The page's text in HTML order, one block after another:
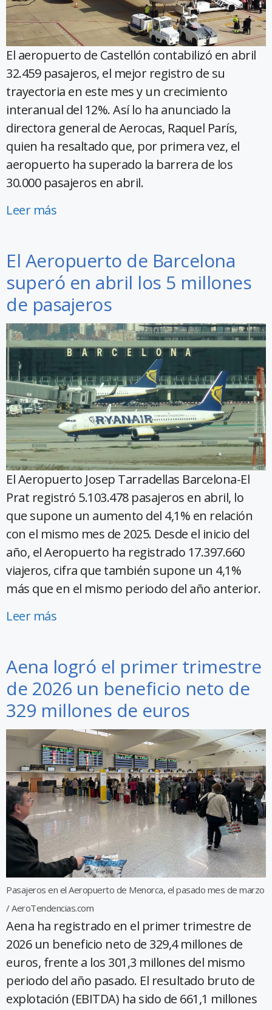
El aeropuerto de Castellón contabilizó en abril
32.459 pasajeros, el mejor registro de su
trayectoria en este mes y un crecimiento
interanual del 12%. Así lo ha anunciado la
directora general de Aerocas, Raquel París,
quien ha resaltado que, por primera vez, el
aeropuerto ha superado la barrera de los
30.000 pasajeros en abril.
Leer más
El Aeropuerto de Barcelona
superó en abril los 5 millones
de pasajeros
El Aeropuerto Josep Tarradellas Barcelona-El
Prat registró 5.103.478 pasajeros en abril, lo
que supone un aumento del 4,1% en relación
con el mismo mes de 2025. Desde el inicio del
año, el Aeropuerto ha registrado 17.397.660
viajeros, cifra que también supone un 4,1%
más que en el mismo periodo del año anterior.
Leer más
Aena logró el primer trimestre
de 2026 un beneficio neto de
329 millones de euros
Pasajeros en el Aeropuerto de Menorca, el pasado mes de marzo
/ AeroTendencias.com
Aena ha registrado en el primer trimestre de
2026 un beneficio neto de 329,4 millones de
euros, frente a los 301,3 millones del mismo
periodo del año pasado. El resultado bruto de
explotación (EBITDA) ha sido de 661,1 millones